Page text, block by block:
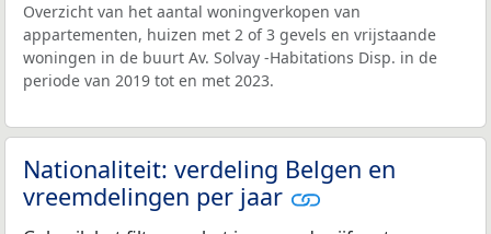
Overzicht van het aantal woningverkopen van
appartementen, huizen met 2 of 3 gevels en vrijstaande
woningen in de buurt Av. Solvay -Habitations Disp. in de
periode van 2019 tot en met 2023.
Nationaliteit: verdeling Belgen en
vreemdelingen per jaar